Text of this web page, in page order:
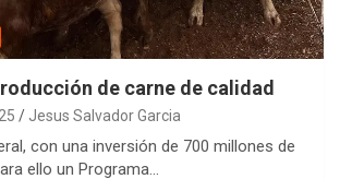
de carne de calidad
Jesus Salvador Garcia
con una inversión de 700 millones de
ello un Programa…